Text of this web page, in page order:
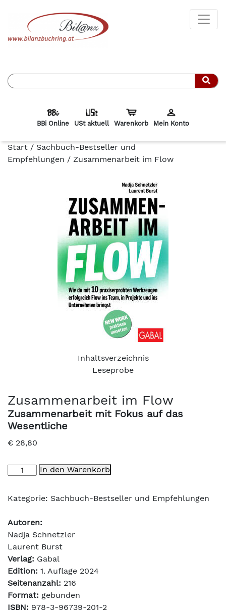
BBi Online USt aktuell Warenkorb Mein Konto
Start / Sachbuch-Bestseller und
Empfehlungen / Zusammenarbeit im Flow
Inhaltsverzeichnis
Leseprobe
Zusammenarbeit im Flow
Zusammenarbeit mit Fokus auf das
Wesentliche
€ 28,80
Zusammenarbeit
Flow
Menge
In den Warenkorb
Kategorie: Sachbuch-Bestseller und Empfehlungen
Autoren:
Nadja Schnetzler
Laurent Burst
Verlag: Gabal
Edition: 1. Auflage 2024
Seitenanzahl: 216
Format: gebunden
ISBN: 978-3-96739-201-2